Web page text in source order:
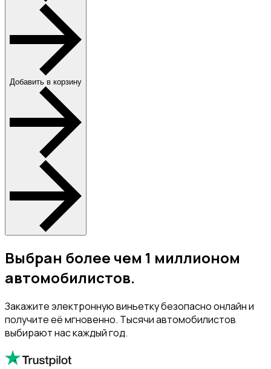
Добавить в корзину
Выбран более чем 1 миллионом
автомобилистов.
Закажите электронную виньетку безопасно онлайн и
получите её мгновенно. Тысячи автомобилистов
выбирают нас каждый год.